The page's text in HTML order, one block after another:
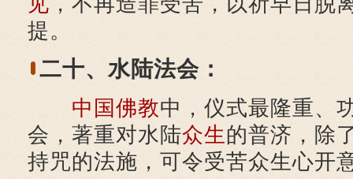
提。
二十、水陆法会：
中国佛教中，仪式最隆重、
会，著重对水陆众生的普济，除
持咒的法施，可令受苦众生心开